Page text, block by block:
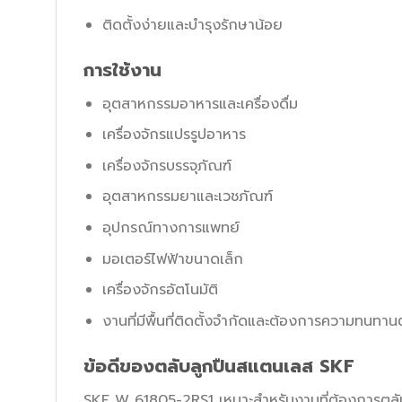
ติดตั้งง่ายและบำรุงรักษาน้อย
การใช้งาน
อุตสาหกรรมอาหารและเครื่องดื่ม
เครื่องจักรแปรรูปอาหาร
เครื่องจักรบรรจุภัณฑ์
อุตสาหกรรมยาและเวชภัณฑ์
อุปกรณ์ทางการแพทย์
มอเตอร์ไฟฟ้าขนาดเล็ก
เครื่องจักรอัตโนมัติ
งานที่มีพื้นที่ติดตั้งจำกัดและต้องการความทนทา
ข้อดีของตลับลูกปืนสแตนเลส SKF